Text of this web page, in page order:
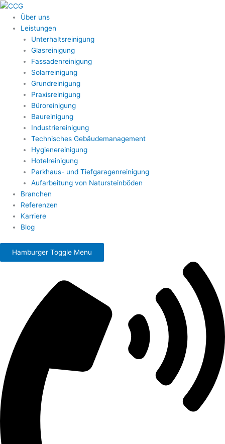
Zum
Inhalt
springen
Über uns
Leistungen
Unterhaltsreinigung
Glasreinigung
Fassadenreinigung
Solarreinigung
Grundreinigung
Praxisreinigung
Büroreinigung
Baureinigung
Industriereinigung
Technisches Gebäudemanagement
Hygienereinigung
Hotelreinigung
Parkhaus- und Tiefgaragenreinigung
Aufarbeitung von Natursteinböden
Branchen
Referenzen
Karriere
Blog
Hamburger Toggle Menu